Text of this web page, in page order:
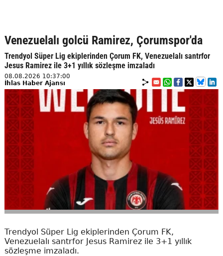
Venezuelalı golcü Ramirez, Çorumspor'da
Trendyol Süper Lig ekiplerinden Çorum FK, Venezuelalı santrfor
Jesus Ramirez ile 3+1 yıllık sözleşme imzaladı
08.08.2026 10:37:00
İhlas Haber Ajansı
Trendyol Süper Lig ekiplerinden Çorum FK,
Venezuelalı santrfor Jesus Ramirez ile 3+1 yıllık
sözleşme imzaladı.